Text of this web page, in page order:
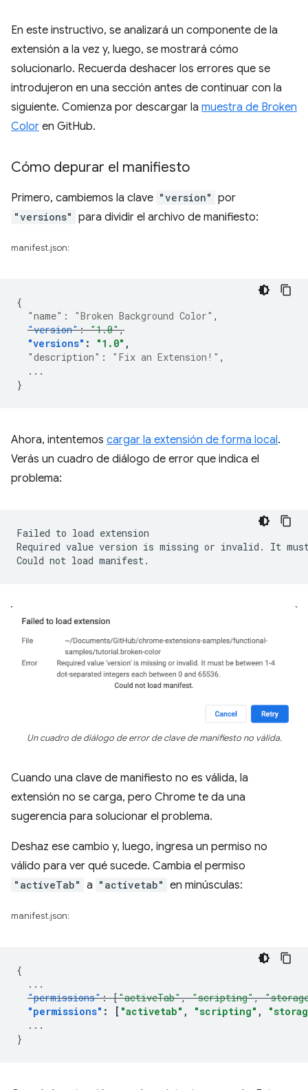
En este instructivo, se analizará un componente de la
extensión a la vez y, luego, se mostrará cómo
solucionarlo. Recuerda deshacer los errores que se
introdujeron en una sección antes de continuar con la
siguiente. Comienza por descargar la muestra de Broken
Color en GitHub.
Cómo depurar el manifiesto
Primero, cambiemos la clave "version" por
"versions" para dividir el archivo de manifiesto:
manifest.json:
{
"name" : "Broken Background Color" ,
"version": "1.0",
"versions" : "1.0" ,
"description" : "Fix an Extension!" ,
...
}
Ahora, intentemos cargar la extensión de forma local.
Verás un cuadro de diálogo de error que indica el
problema:
Failed to load extension
Required value version is missing or invalid. It
Could not load
Un cuadro de diálogo de error de clave de manifiesto no válida.
Cuando una clave de manifiesto no es válida, la
extensión no se carga, pero Chrome te da una
sugerencia para solucionar el problema.
Deshaz ese cambio y, luego, ingresa un permiso no
válido para ver qué sucede. Cambia el permiso
"activeTab" a "activetab" en minúsculas:
manifest.json:
{
...
"permissions": ["activeTab", "scripting",
"permissions" : [ "activetab" , "scripting" ,
...
}